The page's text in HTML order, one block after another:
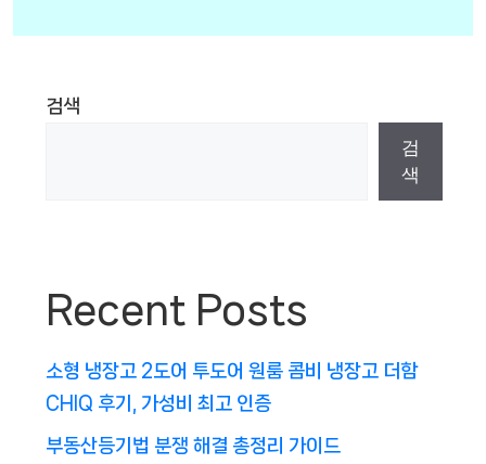
검색
검
색
Recent Posts
소형 냉장고 2도어 투도어 원룸 콤비 냉장고 더함
CHIQ 후기, 가성비 최고 인증
부동산등기법 분쟁 해결 총정리 가이드